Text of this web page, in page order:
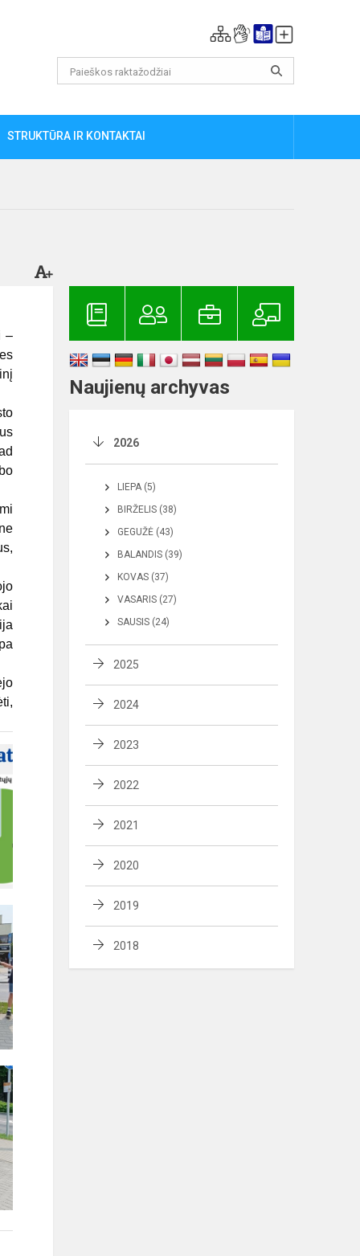
STRUKTŪRA IR KONTAKTAI
–
Naujienų archyvas
2026
LIEPA (5)
BIRŽELIS (38)
GEGUŽĖ (43)
BALANDIS (39)
KOVAS (37)
VASARIS (27)
SAUSIS (24)
2025
2024
2023
2022
2021
2020
2019
2018